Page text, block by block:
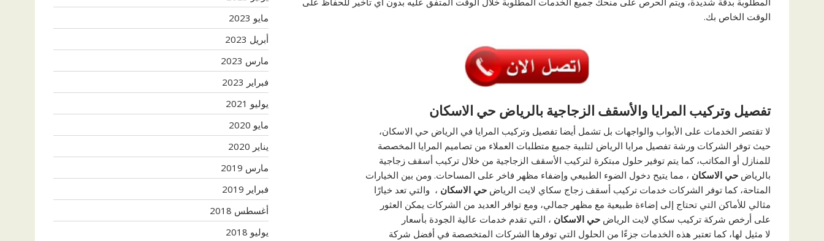
الوقت الخاص بك.
تفصيل وتركيب المرايا والأسقف الزجاجية بالرياض حي الاسكان
لا تقتصر الخدمات على الأبواب والواجهات بل تشمل أيضا تفصيل وتركيب المرايا في الرياض حي الاسكان،
حيث توفر الشركات ورشة تفصيل مرايا الرياض لتلبية جميع متطلبات العملاء من تصاميم المرايا المخصصة
للمنازل أو المكاتب، كما يتم توفير حلول مبتكرة لتركيب الأسقف الزجاجية من خلال تركيب أسقف زجاجية
بالرياض حي الاسكان ، مما يتيح دخول الضوء الطبيعي وإضفاء مظهر فاخر على المساحات. ومن بين الخيارات
المتاحة، كما توفر الشركات خدمات تركيب أسقف زجاج سكاي لايت الرياض حي الاسكان ، والتي تعد خيارًا
مثالي للأماكن التي تحتاج إلى إضاءة طبيعية مع مظهر جمالي، ومع توافر العديد من الشركات يمكن العثور
على أرخص شركة تركيب سكاي لايت الرياض حي الاسكان ، التي تقدم خدمات عالية الجودة بأسعار
لا مثيل لها، كما تعتبر هذه الخدمات جزءًا من الحلول التي توفرها الشركات المتخصصة في أفضل شركة
مايو 2023
أبريل 2023
مارس 2023
فبراير 2023
يوليو 2021
مايو 2020
يناير 2020
مارس 2019
فبراير 2019
أغسطس 2018
يوليو 2018